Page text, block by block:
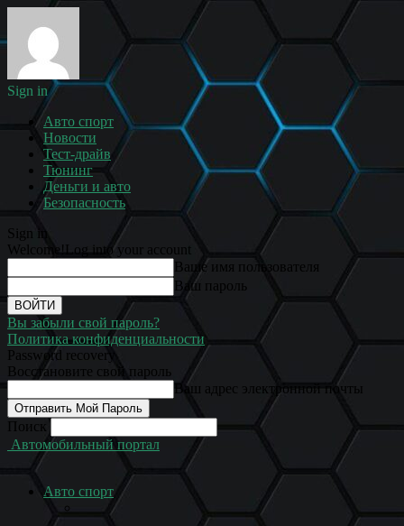
Sign in
Авто спорт
Новости
Тест-драйв
Тюнинг
Деньги и авто
Безопасность
Sign in
Welcome! Log into your account
Ваше имя пользователя
Ваш пароль
Вы забыли свой пароль?
Политика конфиденциальности
Password recovery
Восстановите свой пароль
Ваш адрес электронной почты
Поиск
Автомобильный портал
Авто спорт